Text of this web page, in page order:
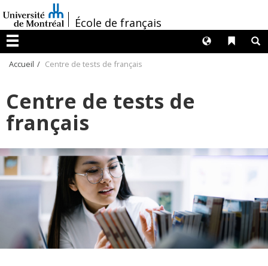
au
contenu
/École de français
Menu
Liens
Langues
Accueil Centre de tests de français
Centre de tests de
français